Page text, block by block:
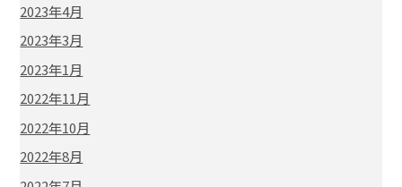
2023年4月
2023年3月
2023年1月
2022年11月
2022年10月
2022年8月